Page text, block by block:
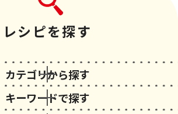
レシピを探す
カテゴリから探す
キーワードで探す